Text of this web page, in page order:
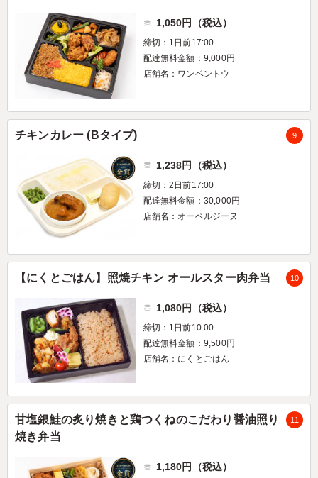
1,050円（税込）
締切：1日前17:00
配達無料金額：9,000円
店舗名：ワンベントウ
チキンカレー (Bタイプ) 9
1,238円（税込）
締切：2日前17:00
配達無料金額：30,000円
店舗名：オーベルジーヌ
【にくとごはん】照焼チキン オールスター肉弁当 10
1,080円（税込）
締切：1日前10:00
配達無料金額：9,500円
店舗名：にくとごはん
甘塩銀鮭の炙り焼きと鶏つくねのこだわり醤油照り
焼き弁当
11
1,180円（税込）